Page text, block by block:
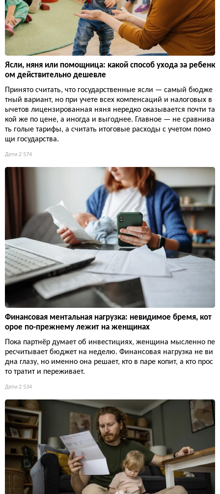
Ясли, няня или помощница: какой способ ухода за ребенк
ом действительно дешевле
Принято считать, что государственные ясли — самый бюдже
тный вариант, но при учете всех компенсаций и налоговых в
ычетов лицензированная няня нередко оказывается почти та
кой же по цене, а иногда и выгоднее. Главное — не сравнива
ть голые тарифы, а считать итоговые расходы с учетом помо
щи государства.
Дети 2 574
Финансовая ментальная нагрузка: невидимое бремя, кот
орое по-прежнему лежит на женщинах
Пока партнёр думает об инвестициях, женщина мысленно пе
ресчитывает бюджет на неделю. Финансовая нагрузка не ви
дна глазу, но именно она решает, кто в паре копит, а кто прос
то тратит и переживает.
Дети 2 534